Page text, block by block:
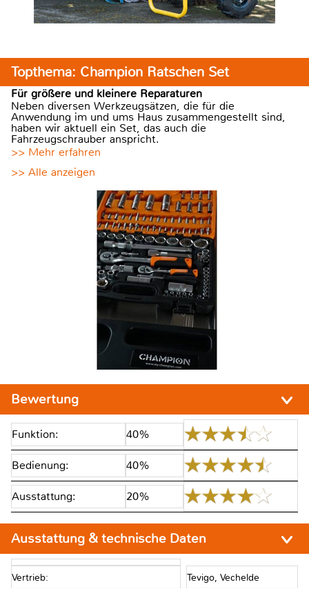
Topthema: Champion Ratschen Set
Für größere und kleinere Reparaturen
Neben diversen Werkzeugsätzen, die für die
Anwendung im und ums Haus zusammengestellt sind,
haben wir aktuell ein Set, das auch die
Fahrzeugschrauber anspricht.
>> Mehr erfahren
>> Alle anzeigen
Bewertung
Funktion: 40%
Bedienung: 40%
Ausstattung: 20%
Ausstattung & technische Daten
Vertrieb: Tevigo, Vechelde